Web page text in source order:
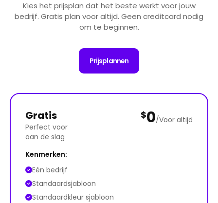
Kies het prijsplan dat het beste werkt voor jouw
bedrijf. Gratis plan voor altijd. Geen creditcard nodig
om te beginnen.
Prijsplannen
Gratis
Perfect voor
aan de slag
$0/Voor altijd
Kenmerken:
Eén bedrijf
Standaardsjabloon
Standaardkleur sjabloon